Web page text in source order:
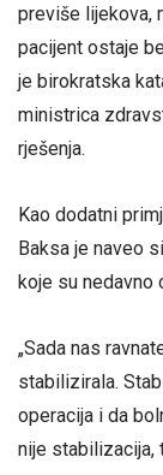
previše lijekova,
pacijent ostaje
je birokratska
ministrica
rješenja.
Kao dodatni
Baksa je naveo
koje su nedavno
„Sada nas
stabilizirala.
operacija i da
nije stabilizacija,